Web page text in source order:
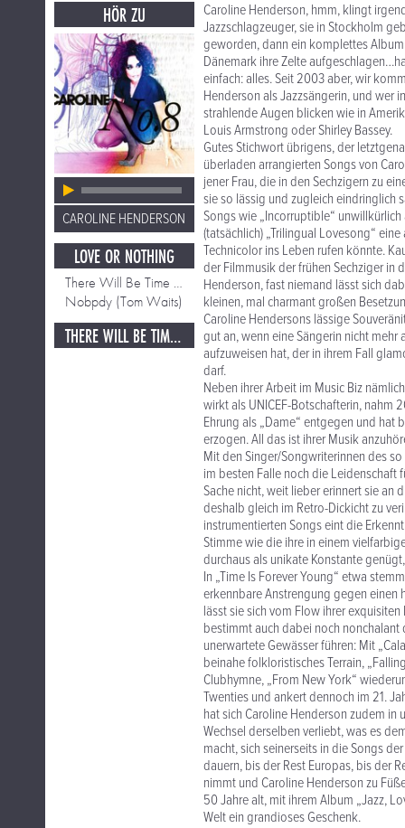
HÖR ZU
CAROLINE HENDERSON
LOVE OR NOTHING
There Will Be Time Enough for Rocking When We're O
Nobpdy (Tom Waits)
THERE WILL BE TIME ENOUGH FOR ROCKING WHEN WE'RE O
Caroline Henderson, hmm, klingt
Jazzschlagzeuger, sie in Stockholm
geworden, dann ein komplettes
Dänemark ihre Zelte
einfach: alles. Seit 2003 aber, wir
Henderson als Jazzsängerin, und wer
strahlende Augen blicken wie in
Louis Armstrong oder Shirley Bassey.
Gutes Stichwort übrigens, der
überladen arrangierten Songs von
jener Frau, die in den Sechzigern zu
sie so lässig und zugleich eindringlich
Songs wie „Incorruptible“
(tatsächlich) „Trilingual Lovesong“
Technicolor ins Leben rufen könnte.
der Filmmusik der frühen Sechziger in
Henderson, fast niemand lässt sich
kleinen, mal charmant großen
Caroline Hendersons lässige
gut an, wenn eine Sängerin nicht
aufzuweisen hat, der in ihrem Fall
darf.
Neben ihrer Arbeit im Music Biz
wirkt als UNICEF-Botschafterin, nahm
Ehrung als „Dame“ entgegen und hat
erzogen. All das ist ihrer Musik
Mit den Singer/Songwriterinnen des
im besten Falle noch die Leidenschaft
Sache nicht, weit lieber erinnert sie an
deshalb gleich im Retro-Dickicht zu
instrumentierten Songs eint die
Stimme wie die ihre in einem
durchaus als unikate Konstante
In „Time Is Forever Young“ etwa
erkennbare Anstrengung gegen einen
lässt sie sich vom Flow ihrer
bestimmt auch dabei noch
unerwartete Gewässer führen: Mit
beinahe folkloristisches Terrain,
Clubhymne, „From New York“
Twenties und ankert dennoch im 21.
hat sich Caroline Henderson zudem
Wechsel derselben verliebt, was es
macht, sich seinerseits in die Songs
dauern, bis der Rest Europas, bis der
nimmt und Caroline Henderson zu
50 Jahre alt, mit ihrem Album „Jazz,
Welt ein grandioses Geschenk.